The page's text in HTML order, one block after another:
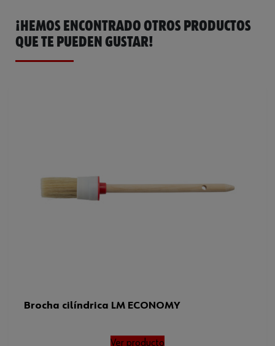
¡HEMOS ENCONTRADO OTROS PRODUCTOS
QUE TE PUEDEN GUSTAR!
Brocha cilíndrica LM ECONOMY
Ver producto